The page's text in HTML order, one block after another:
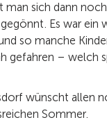
man sich dann
Es war ein
so manche
gefahren – welch
wünscht allen
Sommer.